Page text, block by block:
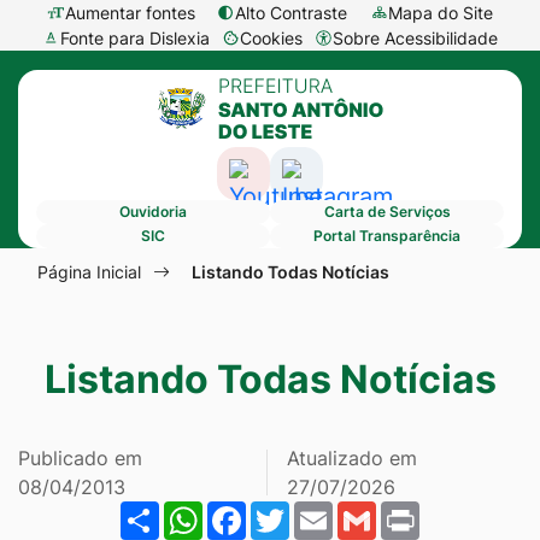
Seção
de
acessibilidade
Ir
para
o
a
busca
Aumentar fontes Alto Contraste
Mapa do Site
Fonte para Dislexia
Cookies
Abrir
preferências
de
cookies
Sobre Acessibilidade
Acessar
Rede
Acessar
Rede
Ouvidoria
Carta de Serviços
SIC
Portal Transparência
Seção
principal
Página Inicial Listando Todas Notícias
Listando Todas Notícias
Publicado em
08/04/2013
Atualizado em
27/07/2026
ShareWhatsApp
Facebook
Twitter
EmailGmail